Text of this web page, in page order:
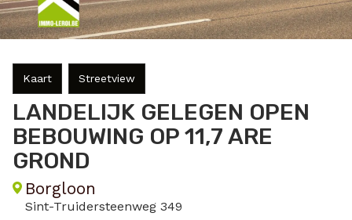
LANDELIJK GELEGEN OPEN
BEBOUWING OP 11,7 ARE
GROND
Borgloon
Sint-Truidersteenweg 349
Kaart Streetview